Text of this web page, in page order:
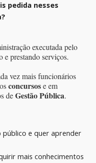
pedida nesses
executada pelo
e prestando serviços.
vez mais funcionários
concursose em
deGestão Pública.
público e quer aprender
mais conhecimentos